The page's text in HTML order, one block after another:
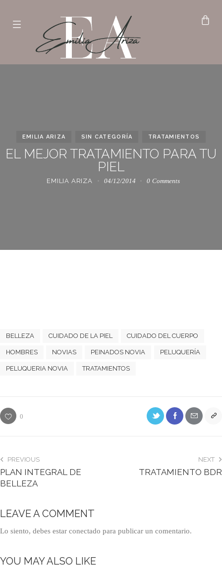
EMILIA ARIZA SIN CATEGORÍA TRATAMIENTOS
EL MEJOR TRATAMIENTO PARA TU
PIEL
EMILIA ARIZA 04/12/2014 0 Comments
BELLEZA CUIDADO DE LA PIEL CUIDADO DEL CUERPO
HOMBRES NOVIAS PEINADOS NOVIA PELUQUERÍA
PELUQUERIA NOVIA TRATAMIENTOS
0
PREVIOUS
PLAN INTEGRAL DE
BELLEZA
NEXT
TRATAMIENTO BDR
LEAVE A COMMENT
Lo siento, debes estar conectado para publicar un comentario.
YOU MAY ALSO LIKE